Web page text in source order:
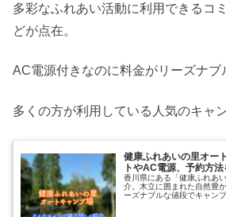
多彩なふれあい活動に利用できるコ
どが点在。
AC電源付きなのに料金がリーズナブ
多くの方が利用している人気のキャ
健康ふれあいの里オー
トやAC電源、予約方法
香川県にある「健康ふれあ
介。木立に囲まれた自然豊
ーズナブルな値段でキャン